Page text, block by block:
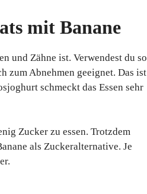
mit Banane
und Zähne ist. Verwendest du so
zum Abnehmen geeignet. Das ist
schmeckt das Essen sehr
Zucker zu essen. Trotzdem
als Zuckeralternative. Je